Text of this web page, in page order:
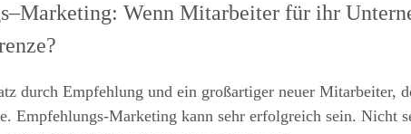
Wenn Mitarbeiter für ihr
durch Empfehlung und ein großartiger neuer Mitarbeiter,
Empfehlungs-Marketing kann sehr erfolgreich sein. Nicht